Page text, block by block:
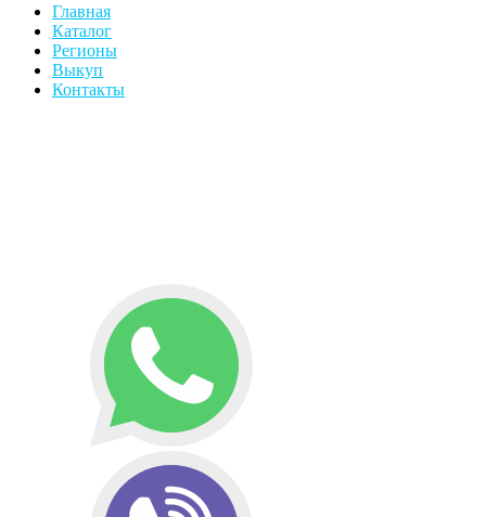
Главная
Каталог
Регионы
Выкуп
Контакты